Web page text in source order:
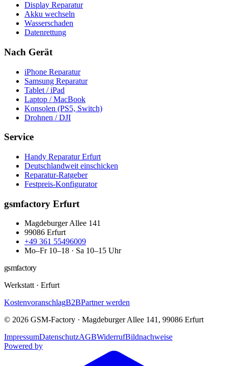
Display Reparatur
Akku wechseln
Wasserschaden
Datenrettung
Nach Gerät
iPhone Reparatur
Samsung Reparatur
Tablet / iPad
Laptop / MacBook
Konsolen (PS5, Switch)
Drohnen / DJI
Service
Handy Reparatur Erfurt
Deutschlandweit einschicken
Reparatur-Ratgeber
Festpreis-Konfigurator
gsmfactory Erfurt
Magdeburger Allee 141
99086 Erfurt
+49 361 55496009
Mo–Fr 10–18 · Sa 10–15 Uhr
gsmfactory
Werkstatt · Erfurt
KostenvoranschlagB2BPartner werden
© 2026 GSM-Factory · Magdeburger Allee 141 , 99086 Erfurt
ImpressumDatenschutzAGBWiderrufBildnachweise
Powered by